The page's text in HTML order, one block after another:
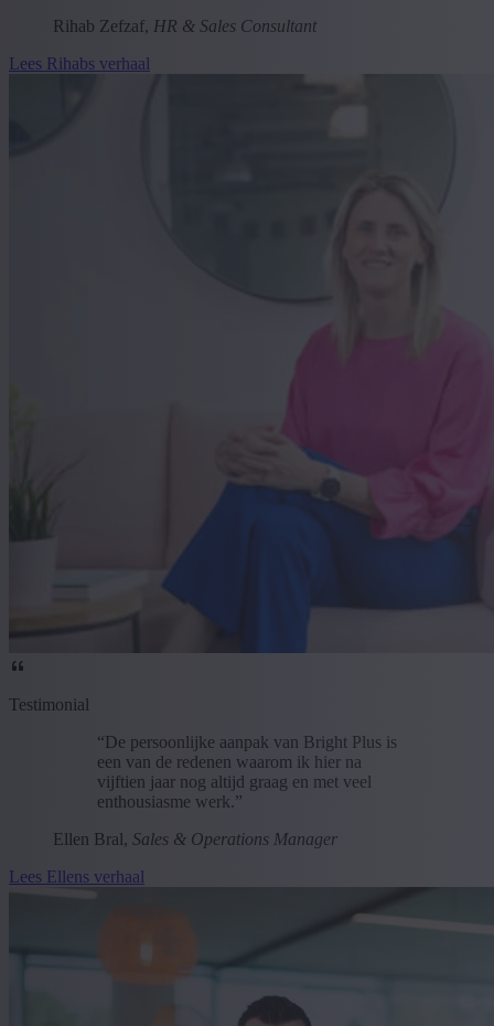
Rihab Zefzaf, HR & Sales Consultant
Lees Rihabs verhaal
Testimonial
“De persoonlijke aanpak van Bright Plus is
een van de redenen waarom ik hier na
vijftien jaar nog altijd graag en met veel
enthousiasme werk.”
Ellen Bral, Sales & Operations Manager
Lees Ellens verhaal